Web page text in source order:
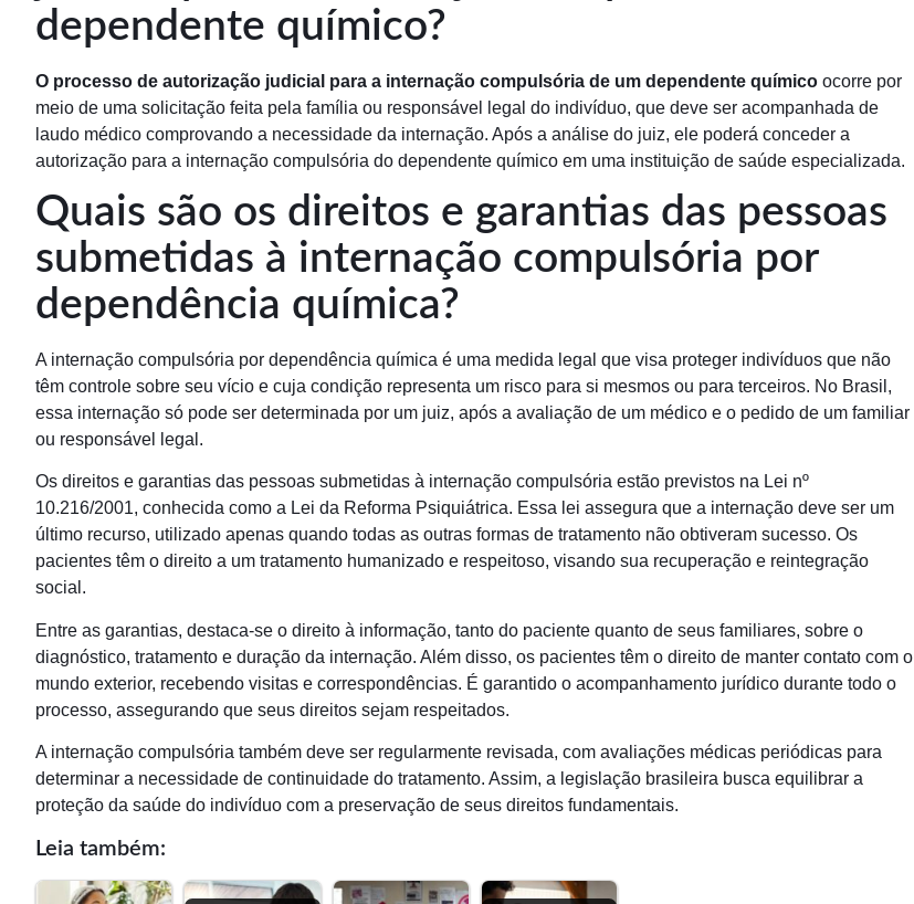
dependente químico?
O processo de autorização judicial para a internação compulsória de um dependente químico ocorre por
meio de uma solicitação feita pela família ou responsável legal do indivíduo, que deve ser acompanhada de
laudo médico comprovando a necessidade da internação. Após a análise do juiz, ele poderá conceder a
autorização para a internação compulsória do dependente químico em uma instituição de saúde especializada.
Quais são os direitos e garantias das pessoas
submetidas à internação compulsória por
dependência química?
A internação compulsória por dependência química é uma medida legal que visa proteger indivíduos que não
têm controle sobre seu vício e cuja condição representa um risco para si mesmos ou para terceiros. No Brasil,
essa internação só pode ser determinada por um juiz, após a avaliação de um médico e o pedido de um familiar
ou responsável legal.
Os direitos e garantias das pessoas submetidas à internação compulsória estão previstos na Lei nº
10.216/2001, conhecida como a Lei da Reforma Psiquiátrica. Essa lei assegura que a internação deve ser um
último recurso, utilizado apenas quando todas as outras formas de tratamento não obtiveram sucesso. Os
pacientes têm o direito a um tratamento humanizado e respeitoso, visando sua recuperação e reintegração
social.
Entre as garantias, destaca-se o direito à informação, tanto do paciente quanto de seus familiares, sobre o
diagnóstico, tratamento e duração da internação. Além disso, os pacientes têm o direito de manter contato com o
mundo exterior, recebendo visitas e correspondências. É garantido o acompanhamento jurídico durante todo o
processo, assegurando que seus direitos sejam respeitados.
A internação compulsória também deve ser regularmente revisada, com avaliações médicas periódicas para
determinar a necessidade de continuidade do tratamento. Assim, a legislação brasileira busca equilibrar a
proteção da saúde do indivíduo com a preservação de seus direitos fundamentais.
Leia também: